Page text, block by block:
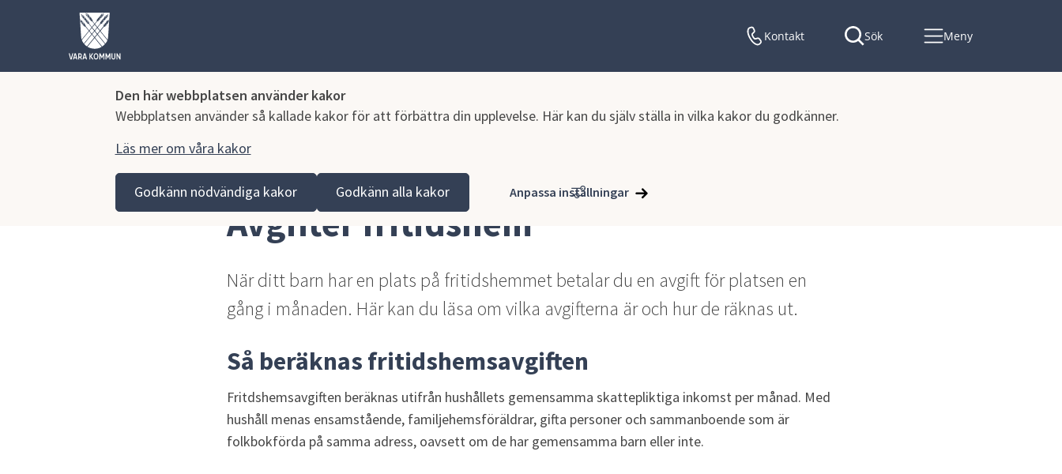
Den här webbplatsen använder kakor
Webbplatsen använder så kallade kakor för att förbättra din upplevelse. Här kan du själv ställa in vilka kakor du godkänner.
Läs mer om våra kakor
Godkänn nödvändiga kakor Godkänn alla kakor Anpassa inställningar
Kontakt Sök Meny
Vara kommun Grundskola, anpassad grundskola och fritidshem
Avgifter fritidshem
När ditt barn har en plats på fritidshemmet betalar du en avgift för platsen en
gång i månaden. Här kan du läsa om vilka avgifterna är och hur de räknas ut.
Så beräknas fritidshemsavgiften
Fritdshemsavgiften beräknas utifrån hushållets gemensamma skattepliktiga inkomst per månad. Med
hushåll menas ensamstående, familjehemsföräldrar, gifta personer och sammanboende som är
folkbokförda på samma adress, oavsett om de har gemensamma barn eller inte.